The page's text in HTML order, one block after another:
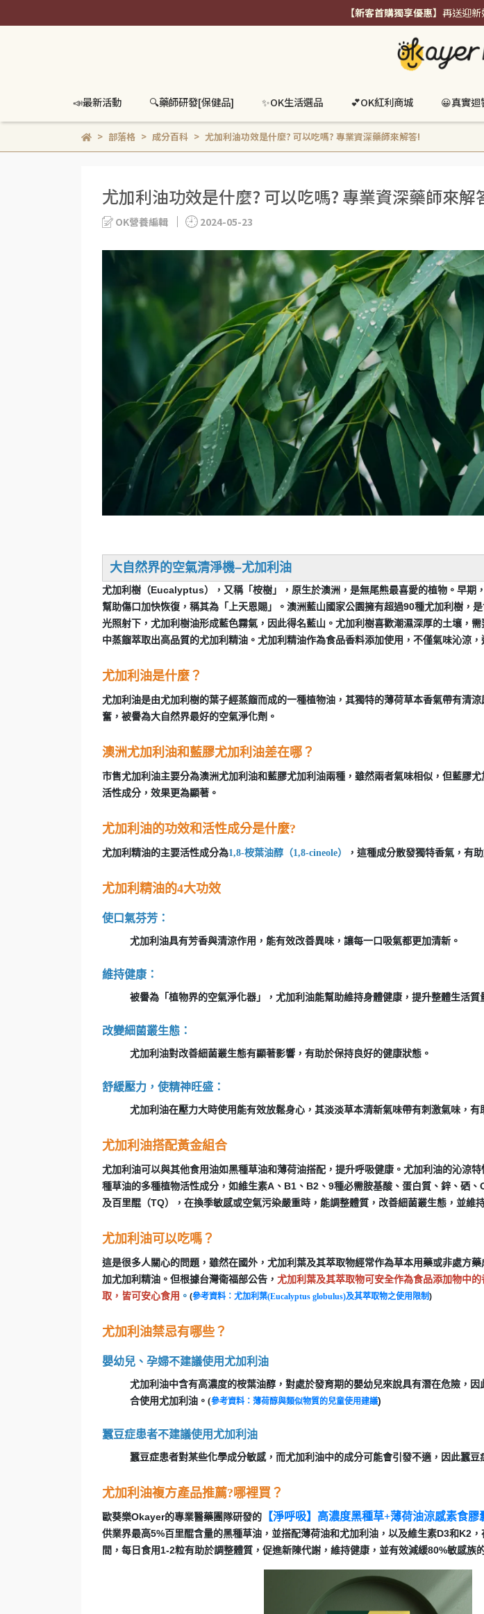
【新客首購獨享優惠】 再送迎新
📣最新活動 🔍️藥師研發[保健品] ✨OK生活選品 💕OK紅利商城 😀真實迴
部落格 成分百科 尤加利油功效是什麼? 可以吃嗎? 專業資深藥師來解答!
尤加利油功效是什麼? 可以吃嗎? 專業資深藥師來解
OK營養編輯 2024-05-23
大自然界的空氣清淨機–尤加利油
尤加利樹（Eucalyptus），又稱「桉樹」，原生於澳洲，是無尾熊最喜愛的植物。早期
幫助傷口加快恢復，稱其為「上天恩賜」。澳洲藍山國家公園擁有超過90種尤加利樹，
光照射下，尤加利樹油形成藍色霧氣，因此得名藍山。尤加利樹喜歡潮濕深厚的土壤，
中蒸餾萃取出高品質的尤加利精油。尤加利精油作為食品香料添加使用，不僅氣味沁涼
尤加利油是什麼？
尤加利油是由尤加利樹的葉子經蒸餾而成的一種植物油，其獨特的薄荷草本香氣帶有清
奮，被譽為大自然界最好的空氣淨化劑。
澳洲尤加利油和藍膠尤加利油差在哪？
市售尤加利油主要分為澳洲尤加利油和藍膠尤加利油兩種，雖然兩者氣味相似，但藍膠
活性成分，效果更為顯著。
尤加利油的功效和活性成分是什麼?
尤加利精油的主要活性成分為1,8-桉葉油醇（1,8-cineole） ，這種成分散發獨特香氣，有
尤加利精油的4大功效
使口氣芬芳：
尤加利油具有芳香與清涼作用，能有效改善異味，讓每一口吸氣都更加清新。
維持健康：
被譽為「植物界的空氣淨化器」，尤加利油能幫助維持身體健康，提升整體生活質
改變細菌叢生態：
尤加利油對改善細菌叢生態有顯著影響，有助於保持良好的健康狀態。
舒緩壓力，使精神旺盛：
尤加利油在壓力大時使用能有效放鬆身心，其淡淡草本清新氣味帶有刺激氣味，有
尤加利油搭配黃金組合
尤加利油可以與其他食用油如黑種草油和薄荷油搭配，提升呼吸健康。尤加利油的沁涼
種草油的多種植物活性成分，如維生素A、B1、B2、9種必需胺基酸、蛋白質、鋅、硒
及百里醌（TQ），在換季敏感或空氣污染嚴重時，能調整體質，改善細菌叢生態，並維
尤加利油可以吃嗎？
這是很多人關心的問題，雖然在國外，尤加利葉及其萃取物經常作為草本用藥或非處方
加尤加利精油。但根據台灣衛福部公告， 尤加利葉及其萃取物可安全作為食品添加物中
取，皆可安心食用 。 (參考資料：尤加利葉(Eucalyptus globulus)及其萃取物之使用限制)
尤加利油禁忌有哪些？
嬰幼兒、孕婦不建議使用尤加利油
尤加利油中含有高濃度的桉葉油醇，對處於發育期的嬰幼兒來說具有潛在危險，
合使用尤加利油。 (參考資料：薄荷醇與類似物質的兒童使用建議)
蠶豆症患者不建議使用尤加利油
蠶豆症患者對某些化學成分敏感，而尤加利油中的成分可能會引發不適，因此蠶豆
尤加利油複方產品推薦?哪裡買？
歐葵樂Okayer的專業醫藥團隊研發的 【淨呼吸】高濃度黑種草+薄荷油涼感素食膠
供業界最高5%百里醌含量的黑種草油，並搭配薄荷油和尤加利油，以及維生素D3和K2
間，每日食用1-2粒有助於調整體質，促進新陳代謝，維持健康，並有效減緩80%敏感族